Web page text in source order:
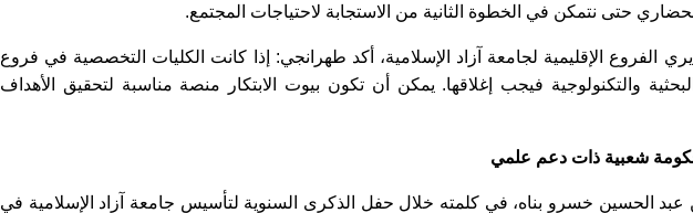
حتى نتمكن في الخطوة الثانية من الاستجابة لاحتياجات المجتمع.
الفروع الإقليمية لجامعة آزاد الإسلامية، أكد طهرانجي: إذا كانت الكليات التخصصية في فروع
والتكنولوجية فيجب إغلاقها. يمكن أن تكون بيوت الابتكار منصة مناسبة لتحقيق الأهداف
شعبية ذات دعم علمي
عبد الحسين خسرو بناه، في كلمته خلال حفل الذكرى السنوية لتأسيس جامعة آزاد الإسلامية في